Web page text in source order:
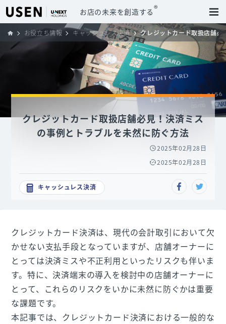
お店の未来を創造する®
お役立ち情報 キャッシュレス決済 クレジットカード取扱店舗
クレジットカード取扱店舗必見！決済ミス
の事例とトラブルを未然に防ぐ方法
2025年02月28日
2025年02月28日
キャッシュレス決済
クレジットカード決済は、現代の会計取引において欠
かせない支払手段となっていますが、店舗オーナーに
とっては決済ミスや不正利用といったリスクも伴いま
す。特に、決済端末の導入を検討中の店舗オーナーに
とって、これらのリスクをいかに未然に防ぐかは重要
な課題です。
本記事では、クレジットカード決済における一般的な